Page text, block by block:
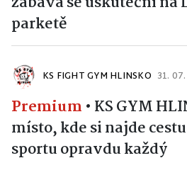
parketě
KS FIGHT GYM HLINSKO 31.
Premium • KS GYM
místo, kde si najde
sportu opravdu každý